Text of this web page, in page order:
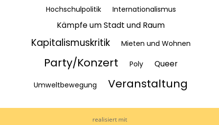
Hochschulpolitik
Internationalismus
Kämpfe um Stadt und Raum
Kapitalismuskritik Mieten und Wohnen
Party/Konzert Poly Queer
Umweltbewegung Veranstaltung
realisiert mit